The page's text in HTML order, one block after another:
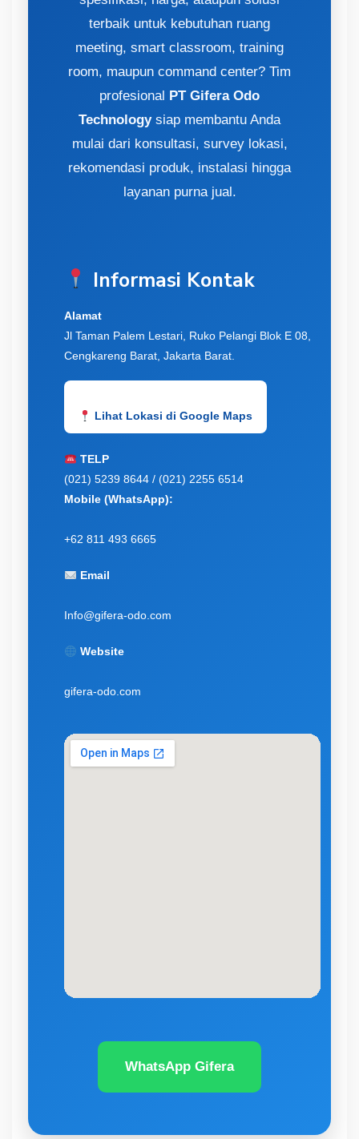
terbaik untuk kebutuhan ruang
meeting, smart classroom, training
room, maupun command center? Tim
profesional PT Gifera Odo
Technologysiap membantu Anda
mulai dari konsultasi, survey lokasi,
rekomendasi produk, instalasi hingga
layanan purna jual.
Informasi Kontak
Alamat
Jl Taman Palem Lestari, Ruko Pelangi Blok E 08,
Cengkareng Barat, Jakarta Barat.
Lihat Lokasi di Google Maps
TELP
(021) 5239 8644 / (021) 2255 6514
Mobile (WhatsApp):
+62 811 493 6665
Email
Info@gifera-odo.com
Website
gifera-odo.com
WhatsApp Gifera